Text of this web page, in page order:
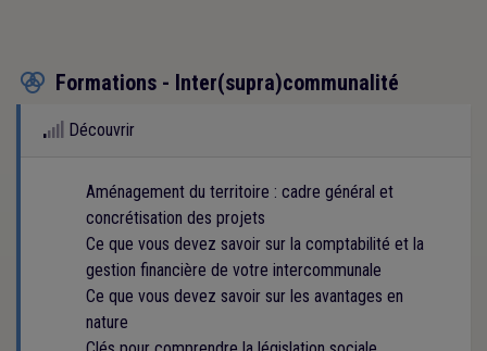
 Formations - Inter(supra)communalité
Découvrir
Aménagement du territoire : cadre général et
concrétisation des projets
Ce que vous devez savoir sur la comptabilité et la
gestion financière de votre intercommunale
Ce que vous devez savoir sur les avantages en
nature